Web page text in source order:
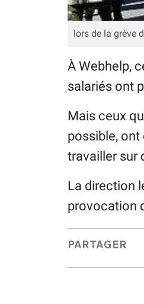
lors de la grève
À Webhelp,
salariés ont
Mais ceux
possible, ont
travailler sur
La direction
provocation
PARTAGER